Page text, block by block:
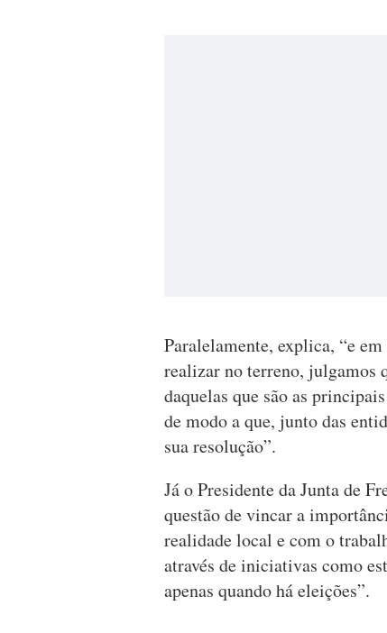
Paralelamente, explica, “e
realizar no terreno, julgamos
daquelas que são as
de modo a que, junto das
sua resolução”.
Já o Presidente da Junta de
questão de vincar a
realidade local e com o
através de iniciativas como
apenas quando há eleições”.